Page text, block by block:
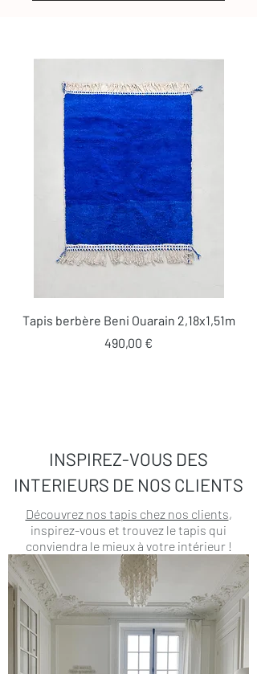
Tapis berbère Beni Ouarain 2,18x1,51m
Prix
490,00 €
INSPIREZ-VOUS DES
INTERIEURS DE NOS CLIENTS
Découvrez nos tapis chez nos clients,
inspirez-vous et trouvez le tapis qui
conviendra le mieux à votre intérieur !